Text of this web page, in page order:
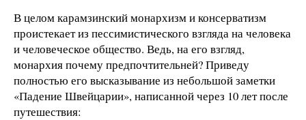
В целом карамзинский монархизм и консерватизм
проистекает из пессимистического взгляда на человека
и человеческое общество. Ведь, на его взгляд,
монархия почему предпочтительней? Приведу
полностью его высказывание из небольшой заметки
«Падение Швейцарии», написанной через 10 лет после
путешествия: